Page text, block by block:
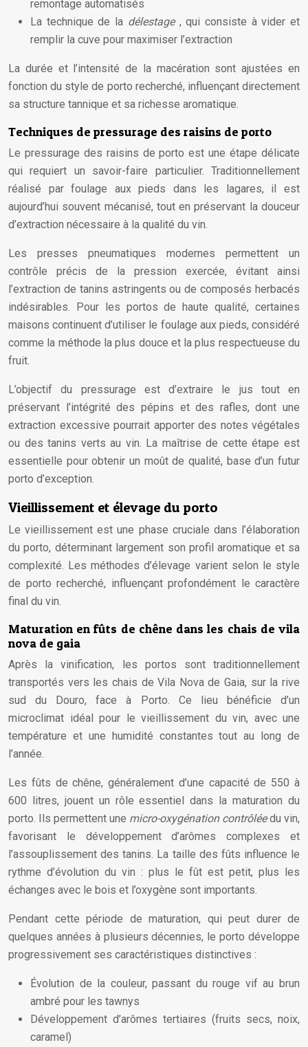
remontage automatisés
La technique de la délestage , qui consiste à vider et
remplir la cuve pour maximiser l’extraction
La durée et l’intensité de la macération sont ajustées en
fonction du style de porto recherché, influençant directement
sa structure tannique et sa richesse aromatique.
Techniques de pressurage des raisins de porto
Le pressurage des raisins de porto est une étape délicate
qui requiert un savoir-faire particulier. Traditionnellement
réalisé par foulage aux pieds dans les lagares, il est
aujourd’hui souvent mécanisé, tout en préservant la douceur
d’extraction nécessaire à la qualité du vin.
Les presses pneumatiques modernes permettent un
contrôle précis de la pression exercée, évitant ainsi
l’extraction de tanins astringents ou de composés herbacés
indésirables. Pour les portos de haute qualité, certaines
maisons continuent d’utiliser le foulage aux pieds, considéré
comme la méthode la plus douce et la plus respectueuse du
fruit.
L’objectif du pressurage est d’extraire le jus tout en
préservant l’intégrité des pépins et des rafles, dont une
extraction excessive pourrait apporter des notes végétales
ou des tanins verts au vin. La maîtrise de cette étape est
essentielle pour obtenir un moût de qualité, base d’un futur
porto d’exception.
Vieillissement et élevage du porto
Le vieillissement est une phase cruciale dans l’élaboration
du porto, déterminant largement son profil aromatique et sa
complexité. Les méthodes d’élevage varient selon le style
de porto recherché, influençant profondément le caractère
final du vin.
Maturation en fûts de chêne dans les chais de vila
nova de gaia
Après la vinification, les portos sont traditionnellement
transportés vers les chais de Vila Nova de Gaia, sur la rive
sud du Douro, face à Porto. Ce lieu bénéficie d’un
microclimat idéal pour le vieillissement du vin, avec une
température et une humidité constantes tout au long de
l’année.
Les fûts de chêne, généralement d’une capacité de 550 à
600 litres, jouent un rôle essentiel dans la maturation du
porto. Ils permettent une micro-oxygénation contrôléedu vin,
favorisant le développement d’arômes complexes et
l’assouplissement des tanins. La taille des fûts influence le
rythme d’évolution du vin : plus le fût est petit, plus les
échanges avec le bois et l’oxygène sont importants.
Pendant cette période de maturation, qui peut durer de
quelques années à plusieurs décennies, le porto développe
progressivement ses caractéristiques distinctives :
Évolution de la couleur, passant du rouge vif au brun
ambré pour les tawnys
Développement d’arômes tertiaires (fruits secs, noix,
caramel)